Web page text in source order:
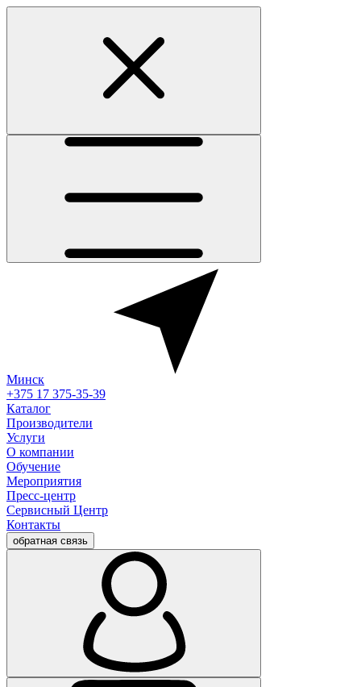
Минск
+375 17 375-35-39
Каталог
Производители
Услуги
О компании
Обучение
Мероприятия
Пресс-центр
Сервисный Центр
Контакты
обратная связь